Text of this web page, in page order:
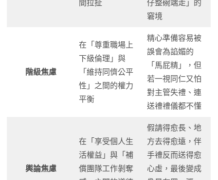
間拉扯
仔整碗端走」的
窘境
階級焦慮
在「尊重職場上
下級倫理」與
「維持同儕公平
性」之間的權力
平衡
精心準備容易被
誤會為諂媚的
「馬屁精」，但
若一視同仁又怕
對主管失禮、連
送禮禮儀都不懂
輿論焦慮
在「享受個人生
活權益」與「補
償團隊工作剝奪
假請得愈長、地
方去得愈遠，伴
手禮反而送得愈
心虛，最後變成